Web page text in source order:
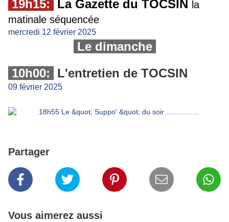
19h15: La Gazette du TOCSIN la
matinale séquencée
mercredi 12 février 2025
Le dimanche
10h00:
L'entretien de TOCSIN
09 février 2025
Partager
Vous aimerez aussi